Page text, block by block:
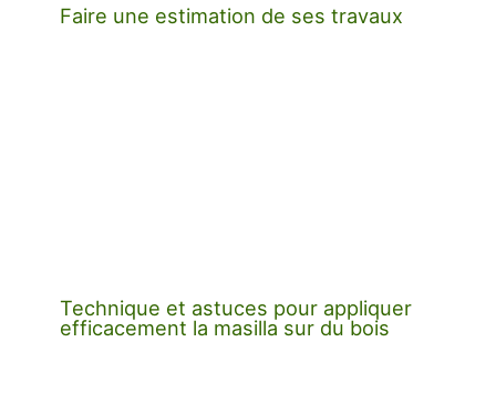
Faire une estimation de ses travaux
Technique et astuces pour appliquer
efficacement la masilla sur du bois